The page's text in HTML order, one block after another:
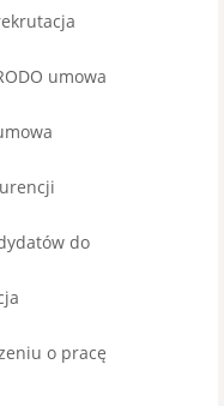
umowa
do
o pracę